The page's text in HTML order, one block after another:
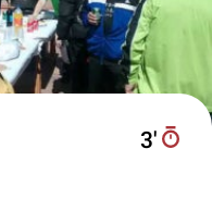
3′